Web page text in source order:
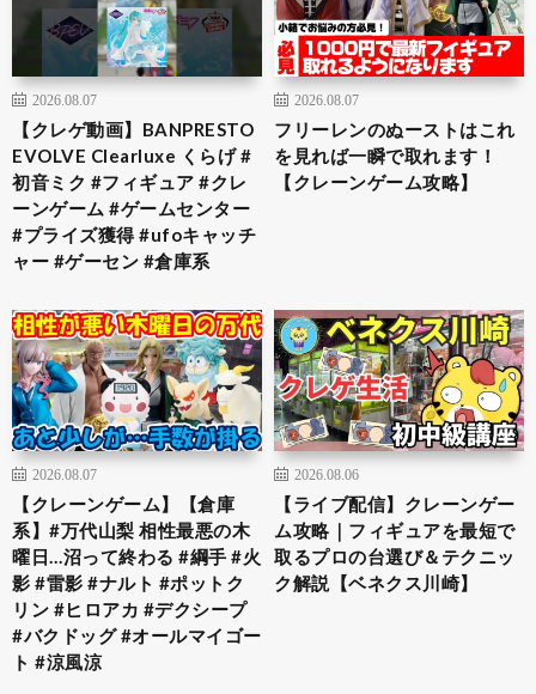
2026.08.07
【クレゲ動画】BANPRESTO
EVOLVE Clearluxe くらげ #
初音ミク #フィギュア #クレ
ーンゲーム #ゲームセンター
#プライズ獲得 #ufoキャッチ
ャー #ゲーセン #倉庫系
2026.08.07
フリーレンのぬーストはこれ
を見れば一瞬で取れます！
【クレーンゲーム攻略】
2026.08.07
【クレーンゲーム】【倉庫
系】#万代山梨 相性最悪の木
曜日…沼って終わる #綱手 #火
影 #雷影 #ナルト #ポットク
リン #ヒロアカ #デクシープ
#バクドッグ #オールマイゴー
ト #涼風涼
2026.08.06
【ライブ配信】クレーンゲー
ム攻略｜フィギュアを最短で
取るプロの台選び＆テクニッ
ク解説【ベネクス川崎】